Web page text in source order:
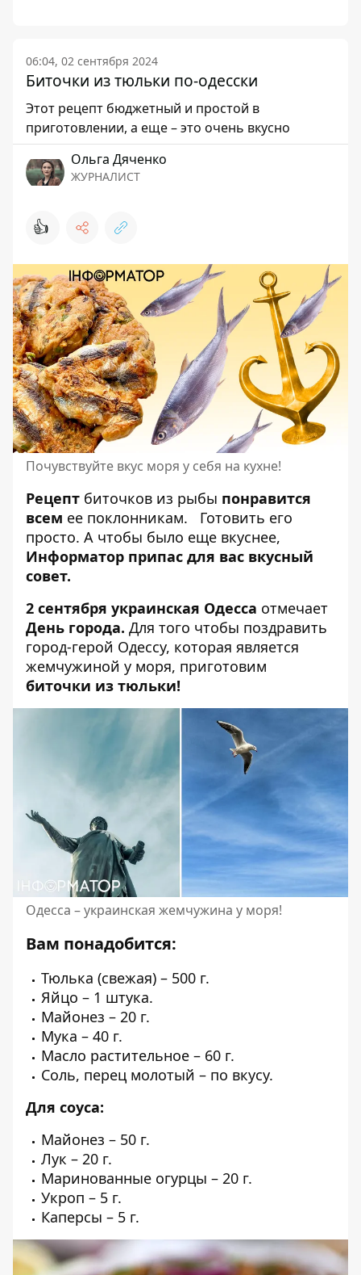
06:04, 02 сентября 2024
Биточки из тюльки по-одесски
Этот рецепт бюджетный и простой в
приготовлении, а еще – это очень вкусно
Ольга Дяченко
ЖУРНАЛИСТ
👍
Почувствуйте вкус моря у себя на кухне!
Рецепт биточков из рыбы понравится
всем ее поклонникам.
Готовить его
просто. А чтобы было еще вкуснее,
Информатор припас для вас вкусный
совет.
2 сентября украинская Одесса отмечает
День города. Для того чтобы поздравить
город-герой Одессу, которая является
жемчужиной у моря, приготовим
биточки из тюльки!
Одесса – украинская жемчужина у моря!
Вам понадобится:
Тюлька (свежая) – 500 г.
Яйцо – 1 штука.
Майонез – 20 г.
Мука – 40 г.
Масло растительное – 60 г.
Соль, перец молотый – по вкусу.
Для соуса:
Майонез – 50 г.
Лук – 20 г.
Маринованные огурцы – 20 г.
Укроп – 5 г.
Каперсы – 5 г.